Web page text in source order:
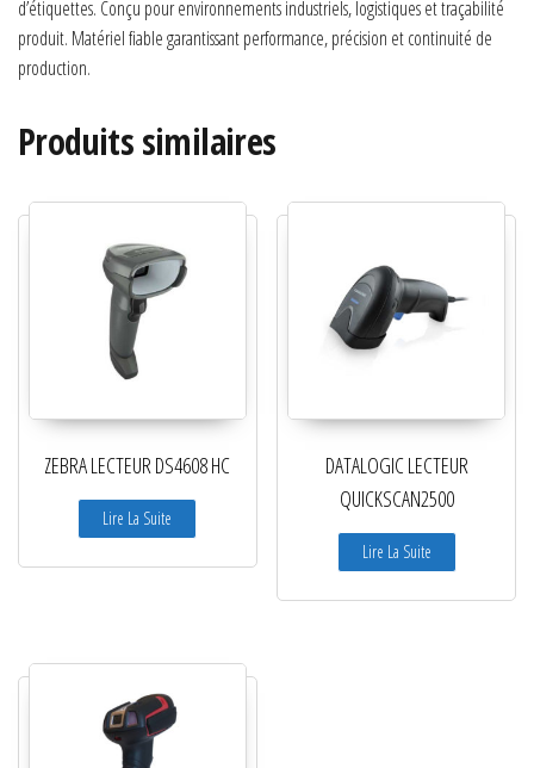
d’étiquettes. Conçu pour environnements industriels, logistiques et traçabilité
produit. Matériel fiable garantissant performance, précision et continuité de
production.
Produits similaires
ZEBRA LECTEUR DS4608 HC
Lire La Suite
DATALOGIC LECTEUR
QUICKSCAN2500
Lire La Suite